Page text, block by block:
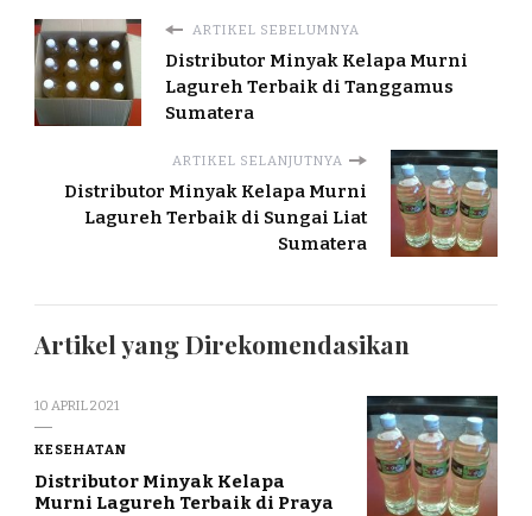
ARTIKEL SEBELUMNYA
Distributor Minyak Kelapa Murni
Lagureh Terbaik di Tanggamus
Sumatera
ARTIKEL SELANJUTNYA
Distributor Minyak Kelapa Murni
Lagureh Terbaik di Sungai Liat
Sumatera
Artikel yang Direkomendasikan
10 APRIL 2021
KESEHATAN
Distributor Minyak Kelapa
Murni Lagureh Terbaik di Praya